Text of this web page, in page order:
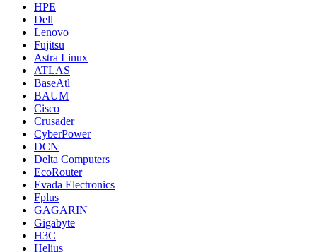
HPE
Dell
Lenovo
Fujitsu
Astra Linux
ATLAS
BaseAtl
BAUM
Cisco
Crusader
CyberPower
DCN
Delta Computers
EcoRouter
Evada Electronics
Fplus
GAGARIN
Gigabyte
H3C
Helius